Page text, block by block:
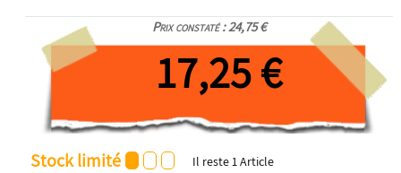
Prix constaté : 24,75 €
17,25 €
Stock limité Il reste1Article